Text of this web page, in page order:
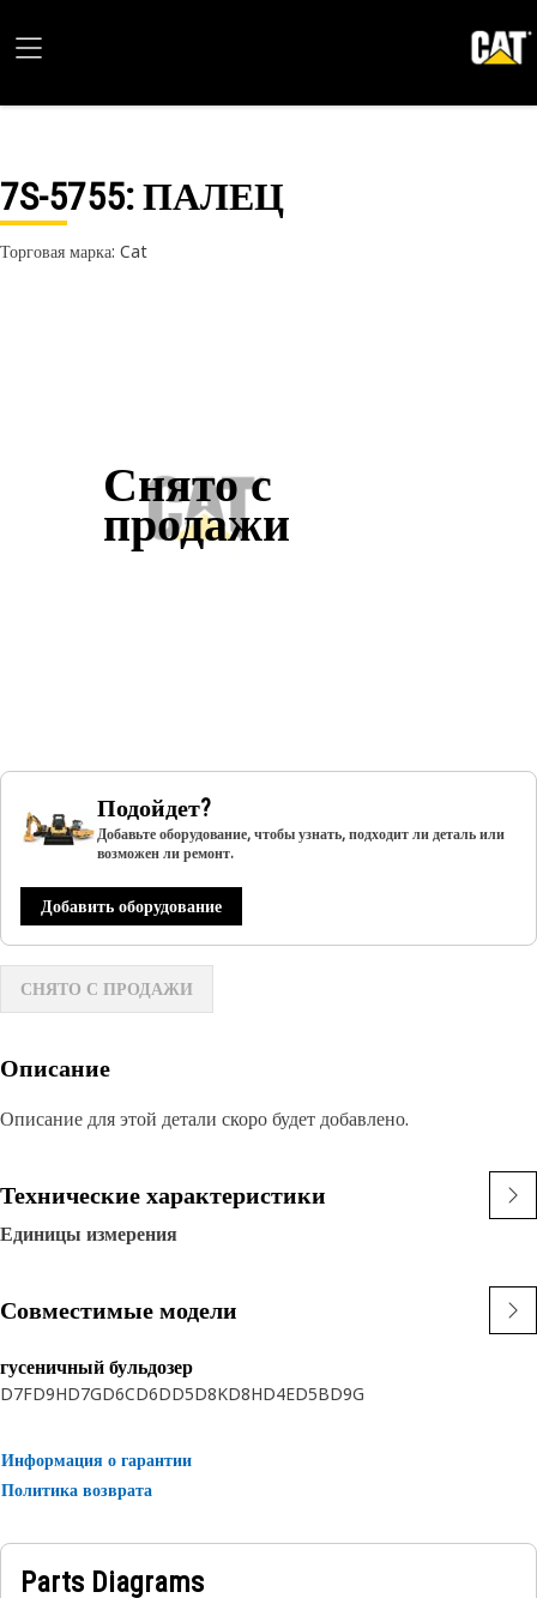
7S-5755: ПАЛЕЦ
Торговая марка: Cat
Снято с
продажи
Подойдет?
Добавьте оборудование, чтобы узнать, подходит ли деталь или
возможен ли ремонт.
Добавить оборудование
СНЯТО С ПРОДАЖИ
Описание
Описание для этой детали скоро будет добавлено.
Технические характеристики
Единицы измерения
Совместимые модели
гусеничный бульдозер
D7FD9HD7GD6CD6DD5D8KD8HD4ED5BD9G
Информация о гарантии
Политика возврата
Parts Diagrams